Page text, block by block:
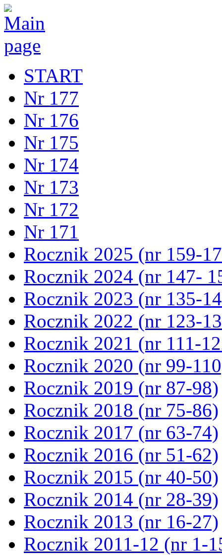
START
Nr 177
Nr 176
Nr 175
Nr 174
Nr 173
Nr 172
Nr 171
Rocznik 2025 (nr 159-
Rocznik 2024 (nr 147-
Rocznik 2023 (nr 135-
Rocznik 2022 (nr 123-
Rocznik 2021 (nr 111-
Rocznik 2020 (nr 99-
Rocznik 2019 (nr 87-98)
Rocznik 2018 (nr 75-86)
Rocznik 2017 (nr 63-74)
Rocznik 2016 (nr 51-62)
Rocznik 2015 (nr 40-50)
Rocznik 2014 (nr 28-39)
Rocznik 2013 (nr 16-27)
Rocznik 2011-12 (nr 1-